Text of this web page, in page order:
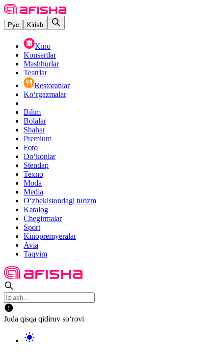
Рус Kirish
Kino
Konsertlar
Mashhurlar
Teatrlar
Restoranlar
Ko‘rgazmalar
Bilim
Bolalar
Shahar
Premium
Foto
Do‘konlar
Stendap
Texno
Moda
Media
O‘zbekistondagi turizm
Katalog
Chegirmalar
Sport
Kinopremyeralar
Avia
Taqvim
Juda qisqa qidiruv so‘rovi